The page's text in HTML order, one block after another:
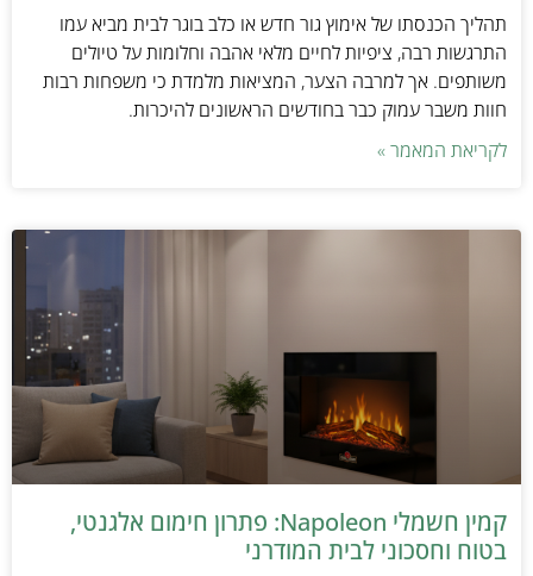
תהליך הכנסתו של אימוץ גור חדש או כלב בוגר לבית מביא עמו
התרגשות רבה, ציפיות לחיים מלאי אהבה וחלומות על טיולים
משותפים. אך למרבה הצער, המציאות מלמדת כי משפחות רבות
חוות משבר עמוק כבר בחודשים הראשונים להיכרות.
לקריאת המאמר »
קמין חשמלי Napoleon: פתרון חימום אלגנטי,
בטוח וחסכוני לבית המודרני